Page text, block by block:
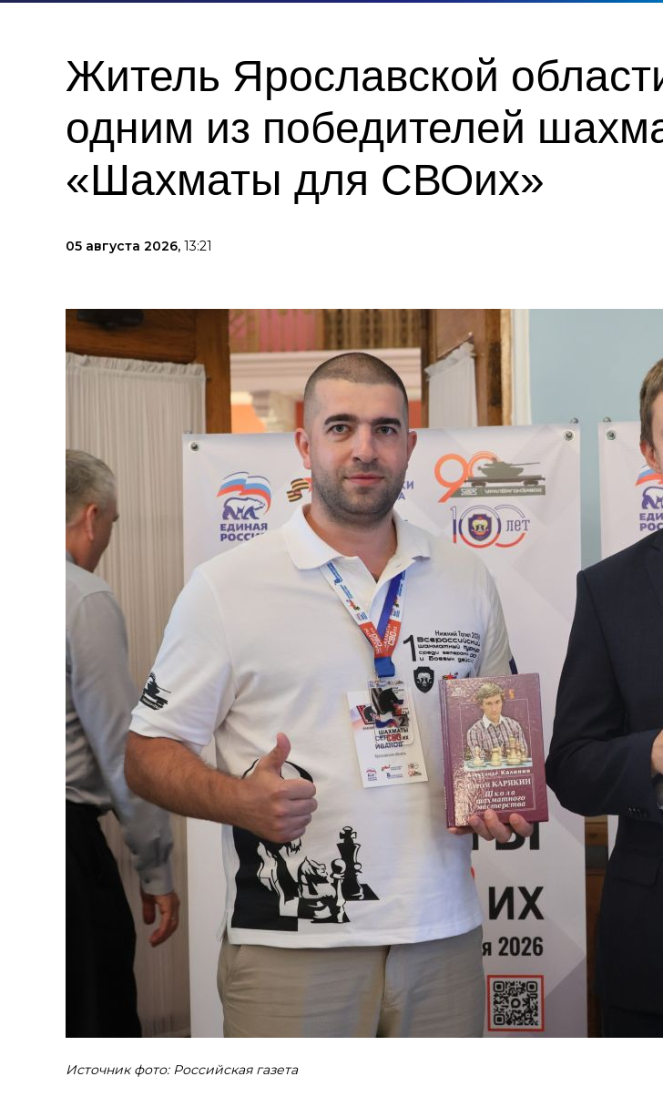
Житель Ярославской
одним из победителей
«Шахматы для СВОих»
05 августа 2026, 13:21
Источник фото: Российская газета